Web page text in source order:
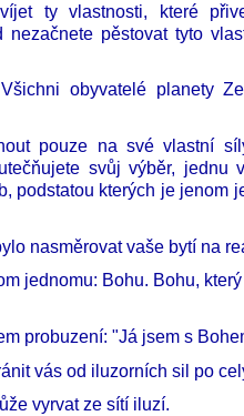
ty vlastnosti, které
pěstovat tyto
obyvatelé planety
pouze na své vlastní
svůj výběr, jednu
podstatou kterých je jenom
nasměrovat vaše bytí na
jednomu: Bohu. Bohu,
probuzení: "Já jsem s
vás od iluzorních sil po
vyrvat ze sítí iluzí.